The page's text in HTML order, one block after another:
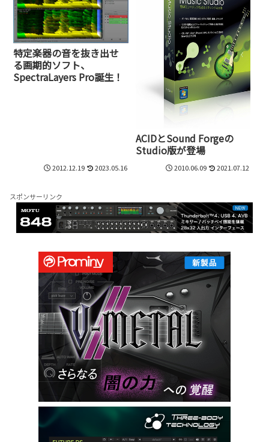
特定楽器の音を抜き出せ
る画期的ソフト、
SpectraLayers Pro誕生！
2012.12.19 2023.05.16
ACIDとSound Forgeの
Studio版が登場
2010.06.09 2021.07.12
スポンサーリンク